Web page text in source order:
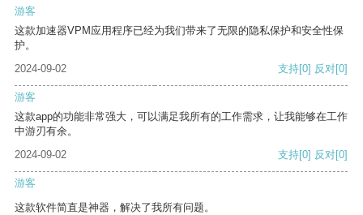
游客
这款加速器VPM应用程序已经为我们带来了无限的隐私保护和安全性保
护。
2024-09-02
支持[0] 反对[0]
游客
这款app的功能非常强大，可以满足我所有的工作需求，让我能够在工作
中游刃有余。
2024-09-02
支持[0] 反对[0]
游客
这款软件简直是神器，解决了我所有问题。